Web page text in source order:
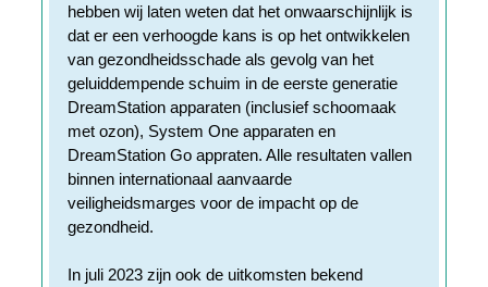
hebben wij laten weten dat het onwaarschijnlijk is
dat er een verhoogde kans is op het ontwikkelen
van gezondheidsschade als gevolg van het
geluiddempende schuim in de eerste generatie
DreamStation apparaten (inclusief schoomaak
met ozon), System One apparaten en
DreamStation Go appraten. Alle resultaten vallen
binnen internationaal aanvaarde
veiligheidsmarges voor de impacht op de
gezondheid.
In juli 2023 zijn ook de uitkomsten bekend